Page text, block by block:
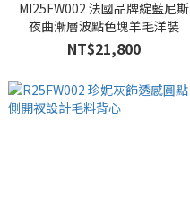
MI25FW002 法國品牌綻藍尼斯
夜曲漸層波點色塊羊毛洋裝
NT$21,800